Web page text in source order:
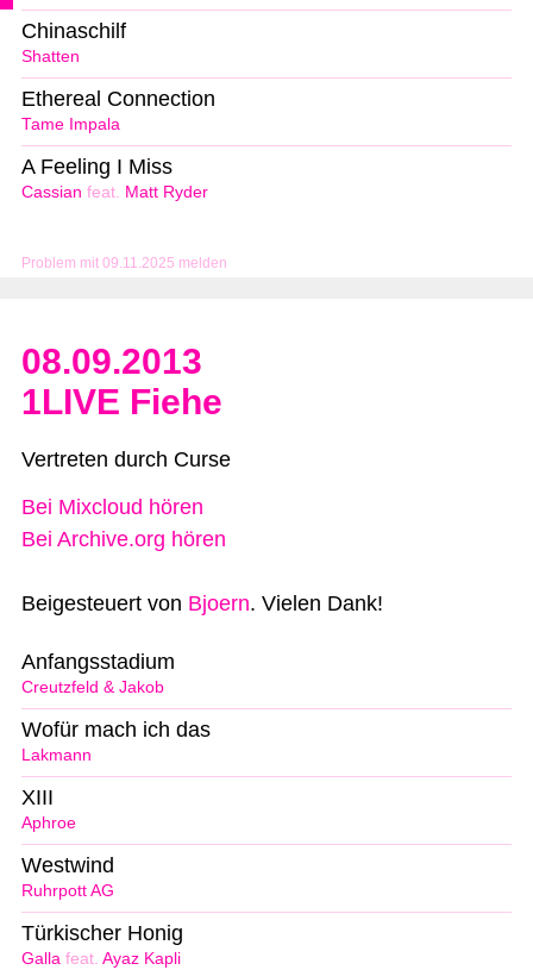
Problem mit 09.11.2025 melden
Shatten
Chinaschilf
Tame Impala
Ethereal Connection
Cassian feat. Matt Ryder
A Feeling I Miss
08.09.2013
1LIVE Fiehe
Vertreten durch Curse
Bei Mixcloud hören
Bei Archive.org hören
Beigesteuert von Bjoern. Vielen Dank!
Creutzfeld & Jakob
Anfangsstadium
Lakmann
Wofür mach ich das
Aphroe
XIII
Ruhrpott AG
Westwind
Galla feat. Ayaz Kapli
Türkischer Honig